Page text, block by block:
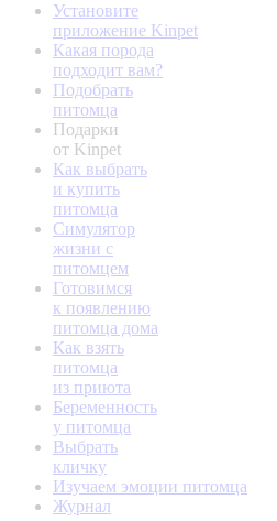
Установите
приложение Kinpet
Какая порода
подходит вам?
Подобрать
питомца
Подарки
от Kinpet
Как выбрать
и купить
питомца
Симулятор
жизни с
питомцем
Готовимся
к появлению
питомца дома
Как взять
питомца
из приюта
Беременность
у питомца
Выбрать
кличку
Изучаем эмоции питомца
Журнал